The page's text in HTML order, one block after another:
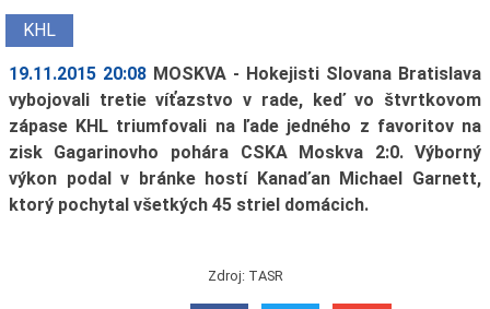
KHL
19.11.2015 20:08 MOSKVA - Hokejisti Slovana Bratislava
vybojovali tretie víťazstvo v rade, keď vo štvrtkovom
zápase KHL triumfovali na ľade jedného z favoritov na
zisk Gagarinovho pohára CSKA Moskva 2:0. Výborný
výkon podal v bránke hostí Kanaďan Michael Garnett,
ktorý pochytal všetkých 45 striel domácich.
Zdroj: TASR